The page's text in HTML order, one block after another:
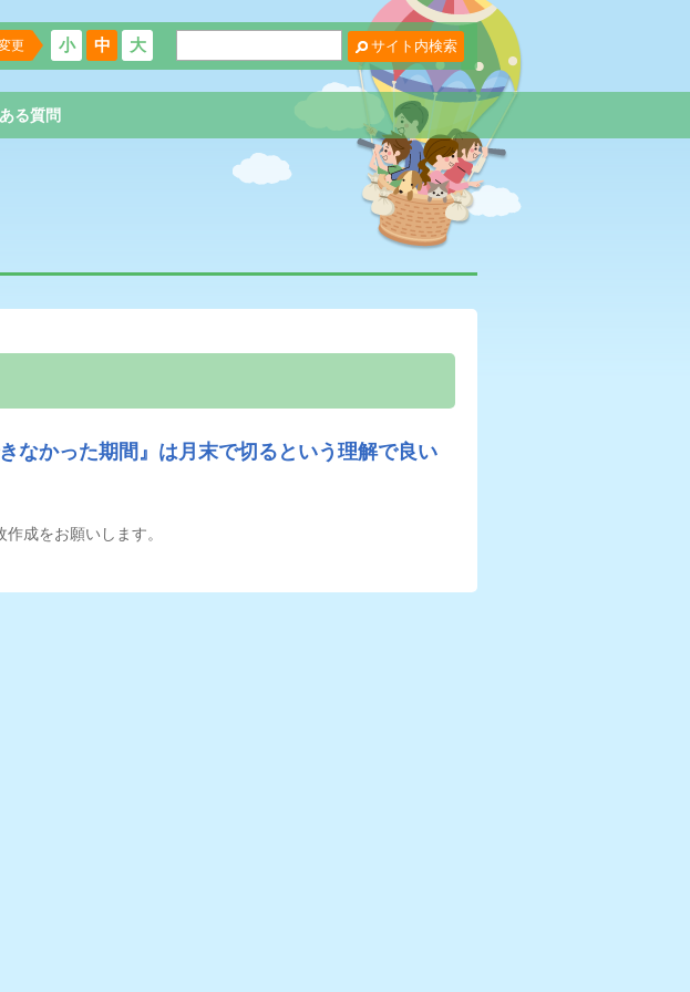
更 小 中 大
る質問
なかった期間』は月末で切るという理解で良い
成をお願いします。